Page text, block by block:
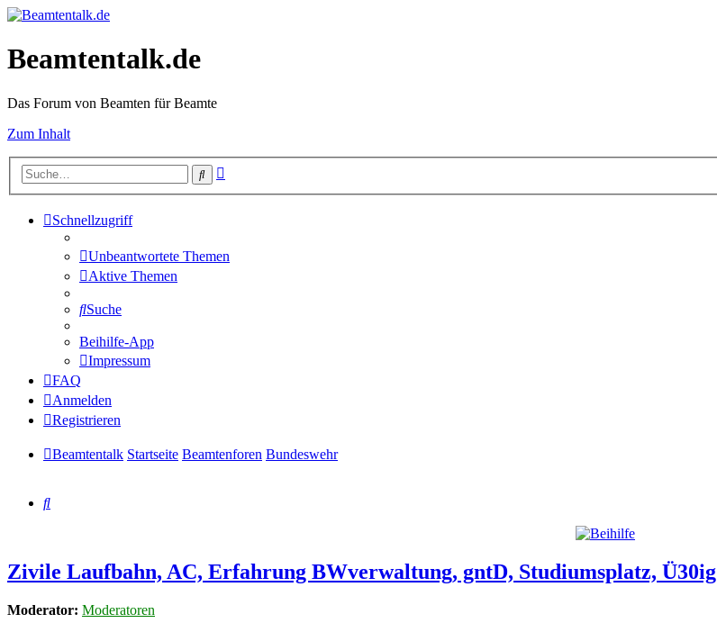
Beamtentalk.de
Das Forum von Beamten für Beamte
Zum Inhalt
Suche
Schnellzugriff
Unbeantwortete Themen
Aktive Themen
Suche
Beihilfe-App
Impressum
FAQ
Anmelden
Registrieren
Beamtentalk Startseite Beamtenforen Bundeswehr
Suche
Zivile Laufbahn, AC, Erfahrung BWverwaltung, gntD, Studiumsplatz, Ü30ig
Moderator: Moderatoren